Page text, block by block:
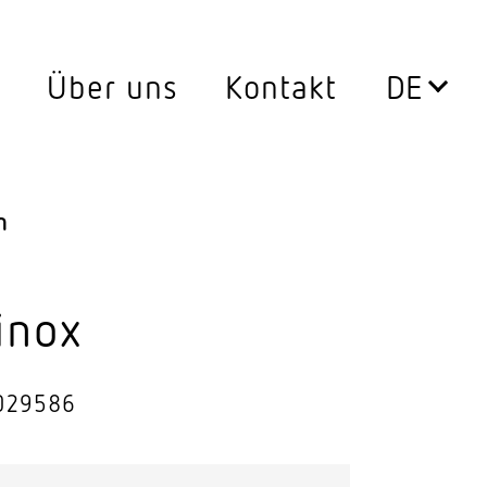
LED Leuch­ten­ein­sätze
Pendel­leuchten
Über uns Kontakt